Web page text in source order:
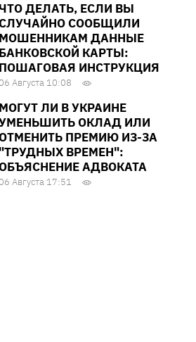
ЧТО ДЕЛАТЬ, ЕСЛИ ВЫ
СООБЩИЛИ
МОШЕННИКАМ ДАННЫЕ
БАНКОВСКОЙ КАРТЫ:
ПОШАГОВАЯ ИНСТРУКЦИЯ
06 Августа 10:08
МОГУТ ЛИ В УКРАИНЕ
ОКЛАД ИЛИ
ПРЕМИЮ ИЗ-ЗА
"ТРУДНЫХ ВРЕМЕН":
АДВОКАТА
06 Августа 17:51